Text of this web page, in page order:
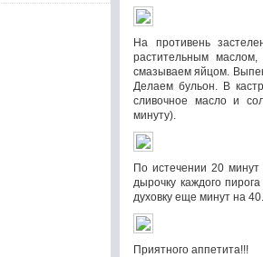
На противень
растительным
смазываем яйцом.
Делаем бульон. В
сливочное масло и
минуту).
По истечении 20
дырочку каждого
духовку еще минут на 40.
Приятного аппетита!!!